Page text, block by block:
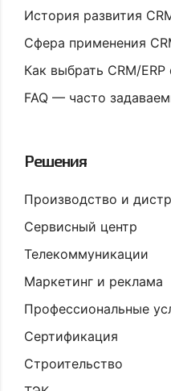
История развития
Сфера применения
Как выбрать CRM/
FAQ — часто
Решения
Производство и
Сервисный центр
Телекоммуникации
Маркетинг и реклама
Профессиональные
Сертификация
Строительство